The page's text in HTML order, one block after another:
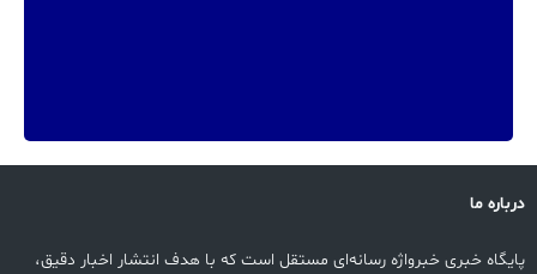
درباره ما
پایگاه خبری خبرواژه رسانه‌ای مستقل است که با هدف انتشار اخبار دقیق،